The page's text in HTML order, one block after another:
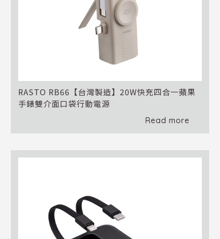
RASTO RB66【台灣製造】20W快充四合一蘋果
手錶雙介面口袋行動電源
Read more